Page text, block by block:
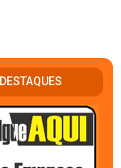
DESTAQUES